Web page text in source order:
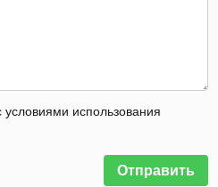
использования
Отправить